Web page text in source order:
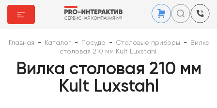
Главная - Каталог - Посуда - Столовые приборы -
Вилка
столовая 210 мм Kult Luxstahl
Вилка столовая 210 мм
Kult Luxstahl